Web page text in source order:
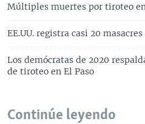
Múltiples muertes por tiroteo
EE.UU. registra casi 20
Los demócratas de 2020
de tiroteo en El Paso
Continúe leyendo